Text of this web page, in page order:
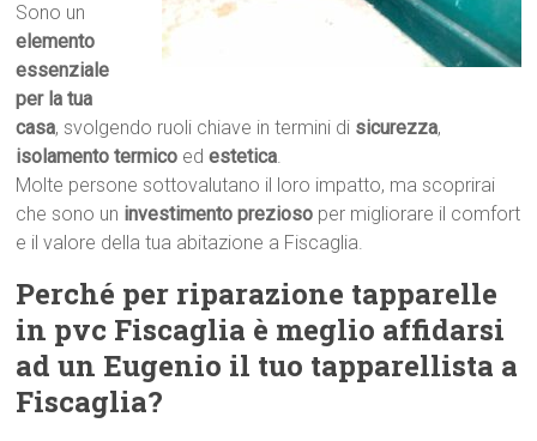
Sono un
elemento
essenziale
per la tua
casa, svolgendo ruoli chiave in termini di sicurezza,
isolamento termico edestetica.
Molte persone sottovalutano il loro impatto, ma scoprirai
che sono un investimento prezioso per migliorare il comfort
e il valore della tua abitazione a Fiscaglia.
Perché per riparazione tapparelle
in pvc Fiscaglia è meglio affidarsi
ad un Eugenio il tuo tapparellista a
Fiscaglia?